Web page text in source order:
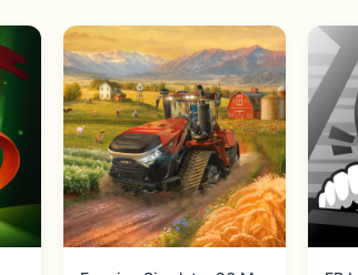
正统换装玩法与RPG的完美融合！在环游
关卡，暖暖必须要穿出合适的搭配才能够
，暖暖也在不断推陈出新。